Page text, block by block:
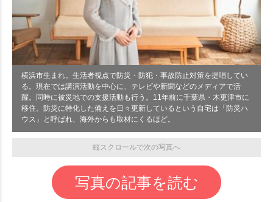
横浜市生まれ。生活者視点で防災・防犯・事故防止対策を提唱してい
る。現在では講演活動を中心に、テレビや新聞などのメディアで活
躍。同時に被災地での支援活動も行う。11年前に千葉県・木更津市に
移住。防災に特化した備えを日々更新しているという自宅は「防災ハ
ウス」と呼ばれ、海外からも取材にくるほど。
縦スクロールで次の写真へ
写真の記事を読む